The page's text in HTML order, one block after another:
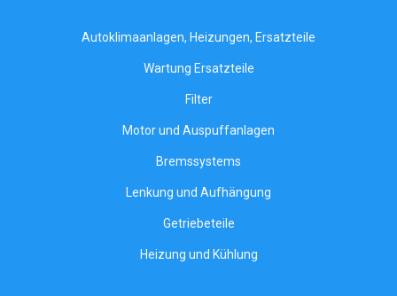
Autoklimaanlagen, Heizungen, Ersatzteile
Wartung Ersatzteile
Filter
Motor und Auspuffanlagen
Bremssystems
Lenkung und Aufhängung
Getriebeteile
Heizung und Kühlung